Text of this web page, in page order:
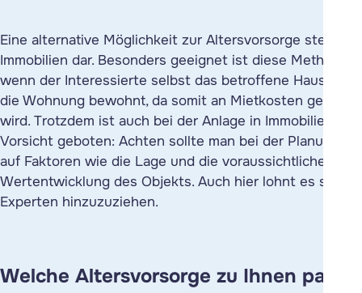
Eine alternative Möglichkeit zur Altersvorsorge stellen
Immobilien dar. Besonders geeignet ist diese Methode,
wenn der Interessierte selbst das betroffene Haus oder
die Wohnung bewohnt, da somit an Mietkosten gespart
wird. Trotzdem ist auch bei der Anlage in Immobilien
Vorsicht geboten: Achten sollte man bei der Planung
auf Faktoren wie die Lage und die voraussichtliche
Wertentwicklung des Objekts. Auch hier lohnt es sich,
Experten hinzuzuziehen.
Welche Altersvorsorge zu Ihnen passt